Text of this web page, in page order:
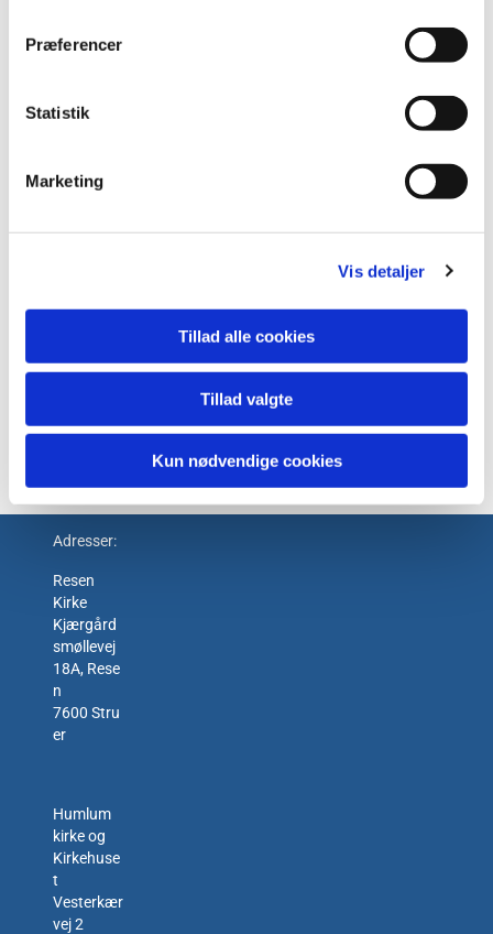
Præferencer
Statistik
Marketing
Vis detaljer
Tillad alle cookies
Tillad valgte
Kun nødvendige cookies
Adresser:
Resen
Kirke
Kjærgård
smøllevej
18A, Rese
n
7600 Stru
er
Humlum
kirke og
Kirkehuse
t
Vesterkær
vej 2